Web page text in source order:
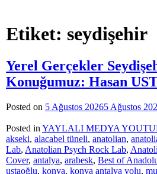
Etiket: seydişehir
Yerel Gerçekler
Konuğumuz: Hasan
Posted on 5 Ağustos 20265 Ağustos
Posted in YAYLALI MEDYA
akseki, alacabel tüneli, anatolian,
Lab, Anatolian Psych Rock Lab,
Cover, antalya, arabesk, Best of
ustaoğlu, konya, konya antalya yolu,